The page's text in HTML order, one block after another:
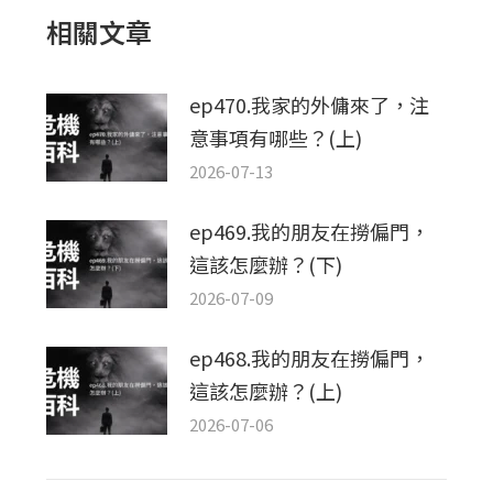
相關文章
ep470.我家的外傭來了，注
意事項有哪些？(上)
2026-07-13
ep469.我的朋友在撈偏門，
這該怎麼辦？(下)
2026-07-09
ep468.我的朋友在撈偏門，
這該怎麼辦？(上)
2026-07-06